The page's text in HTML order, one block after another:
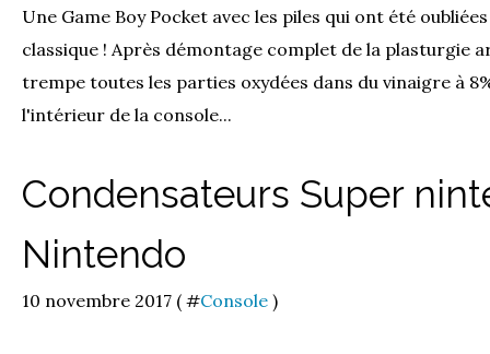
Une Game Boy Pocket avec les piles qui ont été
classique ! Après démontage complet de la plasturgie
trempe toutes les parties oxydées dans du vinaigre à
l'intérieur de la console...
Condensateurs Super
Nintendo
10 novembre 2017 ( #Console )